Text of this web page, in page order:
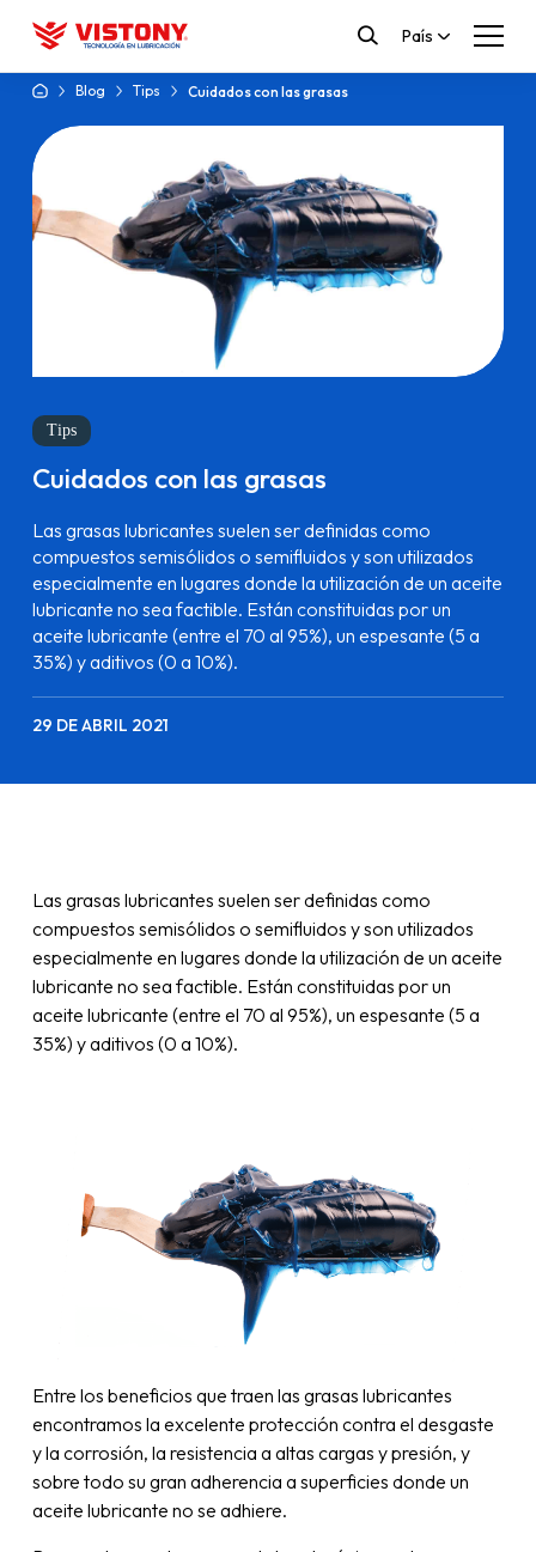
País
Blog Tips Cuidados con las grasas
Tips
Cuidados con las grasas
Las grasas lubricantes suelen ser definidas como
compuestos semisólidos o semifluidos y son utilizados
especialmente en lugares donde la utilización de un aceite
lubricante no sea factible. Están constituidas por un
aceite lubricante (entre el 70 al 95%), un espesante (5 a
35%) y aditivos (0 a 10%).
29 DE ABRIL 2021
Las grasas lubricantes suelen ser definidas como
compuestos semisólidos o semifluidos y son utilizados
especialmente en lugares donde la utilización de un aceite
lubricante no sea factible. Están constituidas por un
aceite lubricante (entre el 70 al 95%), un espesante (5 a
35%) y aditivos (0 a 10%).
Entre los beneficios que traen las grasas lubricantes
encontramos la excelente protección contra el desgaste
y la corrosión, la resistencia a altas cargas y presión, y
sobre todo su gran adherencia a superficies donde un
aceite lubricante no se adhiere.